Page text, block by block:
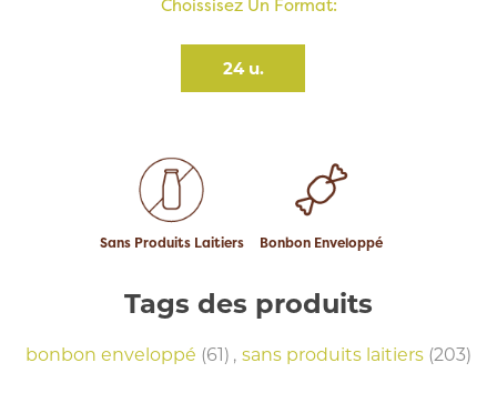
Choissisez Un Format:
24 u.
Sans Produits Laitiers Bonbon Enveloppé
Tags des produits
bonbon enveloppé (61) , sans produits laitiers (203)